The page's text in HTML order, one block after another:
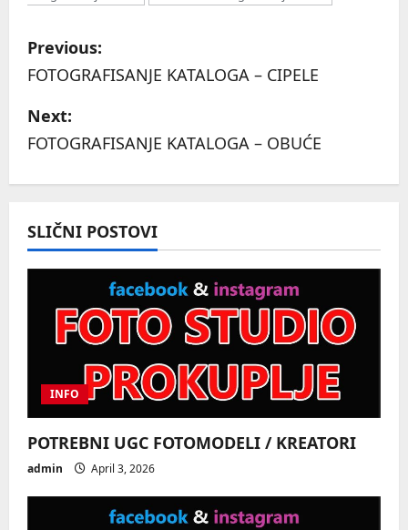
P
o
s
t
n
a
v
a
t
i
o
Previous:
FOTOGRAFISANJE KATALOGA – CIPELE
Next:
FOTOGRAFISANJE KATALOGA – OBUĆE
SLIČNI POSTOVI
INFO
POTREBNI UGC FOTOMODELI / KREATORI
admin April 3, 2026